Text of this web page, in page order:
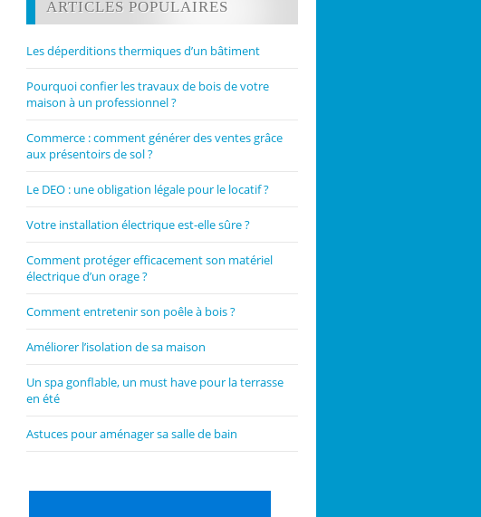
ARTICLES POPULAIRES
Les déperditions thermiques d’un bâtiment
Pourquoi confier les travaux de bois de votre
maison à un professionnel ?
Commerce : comment générer des ventes grâce
aux présentoirs de sol ?
Le DEO : une obligation légale pour le locatif ?
Votre installation électrique est-elle sûre ?
Comment protéger efficacement son matériel
électrique d’un orage ?
Comment entretenir son poêle à bois ?
Améliorer l’isolation de sa maison
Un spa gonflable, un must have pour la terrasse
en été
Astuces pour aménager sa salle de bain